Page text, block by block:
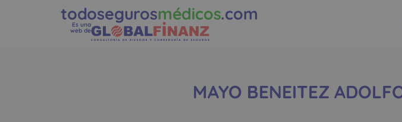
todosegurosmédicos.com
Es una
web de
MAYO BENEITEZ